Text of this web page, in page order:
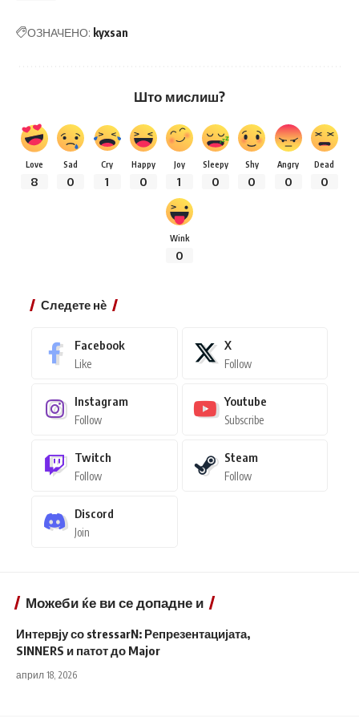
ОЗНАЧЕНО: kyxsan
Што мислиш?
Love
8
Sad
0
Cry
1
Happy
0
Joy
1
Sleepy
0
Shy
0
Angry
0
Dead
0
Wink
0
Следете нѐ
Facebook
Like
X
Follow
Instagram
Follow
Youtube
Subscribe
Twitch
Follow
Steam
Follow
Discord
Join
Можеби ќе ви се допадне и
Интервју со stressarN: Репрезентацијата,
SINNERS и патот до Major
април 18, 2026